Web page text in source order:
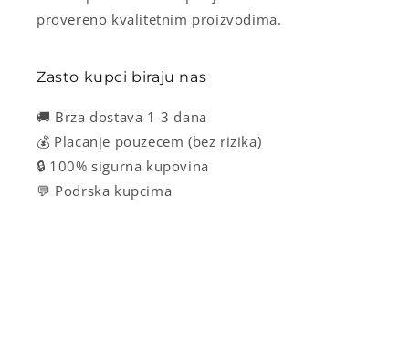
provereno kvalitetnim proizvodima.
Zasto kupci biraju nas
🚚 Brza dostava 1-3 dana
💰 Placanje pouzecem (bez rizika)
🔒 100% sigurna kupovina
💬 Podrska kupcima